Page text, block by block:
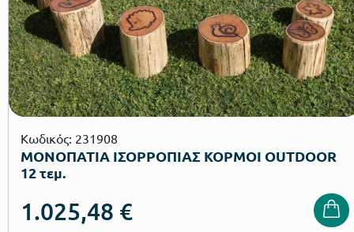
Κωδικός: 231908
ΜΟΝΟΠΑΤΙΑ ΙΣΟΡΡΟΠΙΑΣ ΚΟΡΜΟΙ OUTDOOR
12 τεμ.
1.025,48 €